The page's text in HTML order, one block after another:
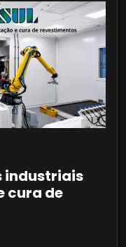
industriais
cura de